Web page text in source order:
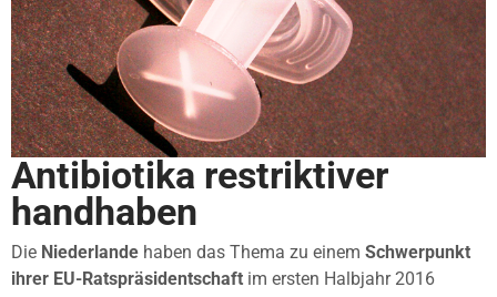
Antibiotika restriktiver
handhaben
Die Niederlande haben das Thema zu einem Schwerpunkt
ihrer EU-Ratspräsidentschaft im ersten Halbjahr 2016